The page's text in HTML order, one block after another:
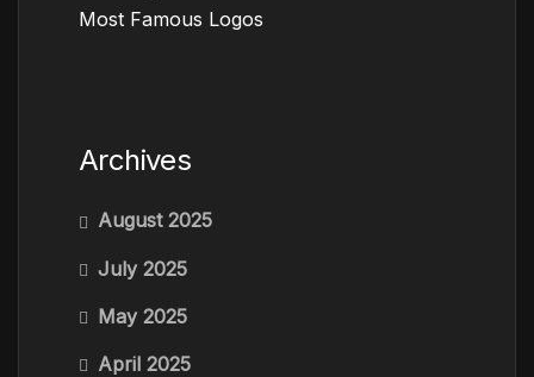
Most Famous Logos
Archives
August 2025
July 2025
May 2025
April 2025